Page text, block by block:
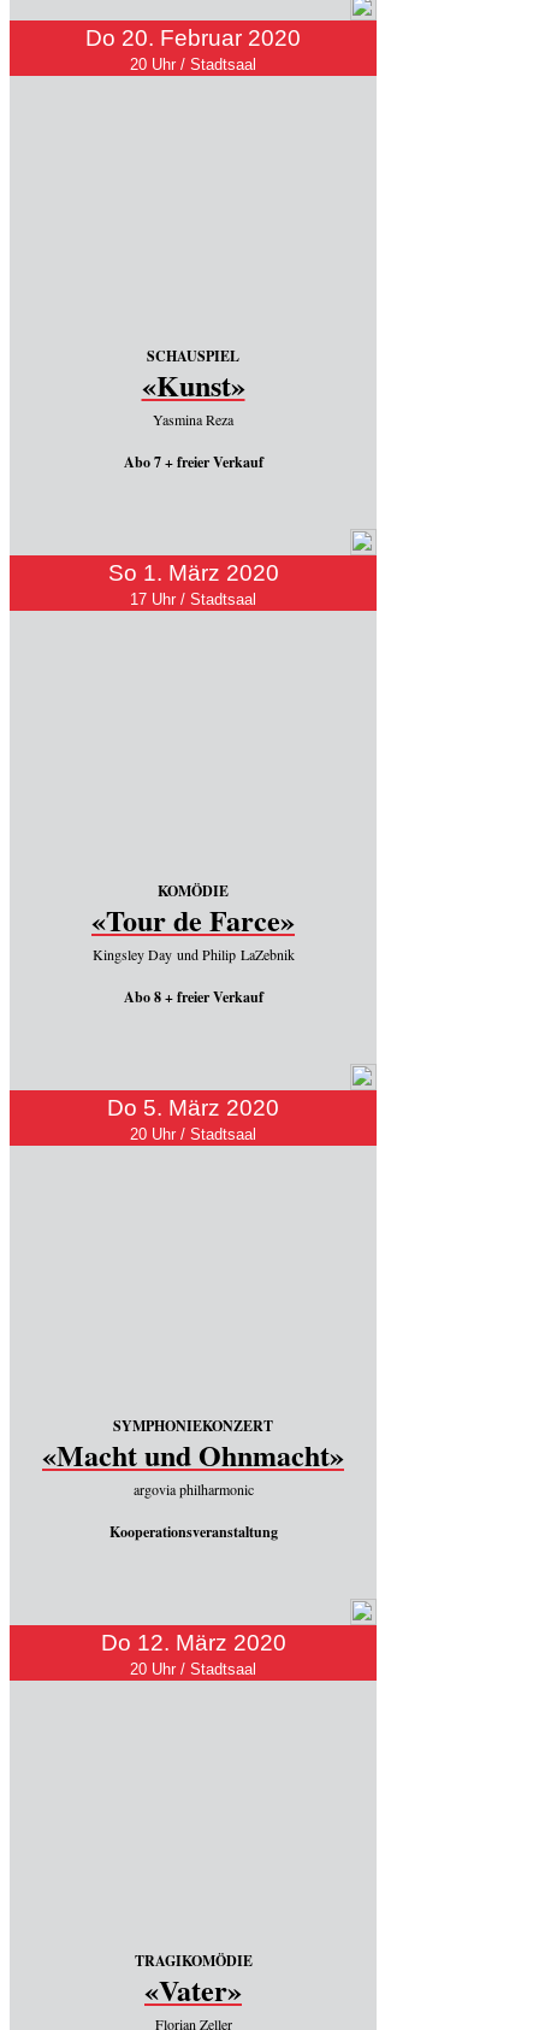
Do 20. Februar 2020
20 Uhr / Stadtsaal
SCHAUSPIEL
«Kunst»
Yasmina Reza
Abo 7 + freier Verkauf
So 1. März 2020
17 Uhr / Stadtsaal
KOMÖDIE
«Tour de Farce»
Kingsley Day und Philip LaZebnik
Abo 8 + freier Verkauf
Do 5. März 2020
20 Uhr / Stadtsaal
SYMPHONIEKONZERT
«Macht und Ohnmacht»
argovia philharmonic
Kooperationsveranstaltung
Do 12. März 2020
20 Uhr / Stadtsaal
TRAGIKOMÖDIE
«Vater»
Florian Zeller